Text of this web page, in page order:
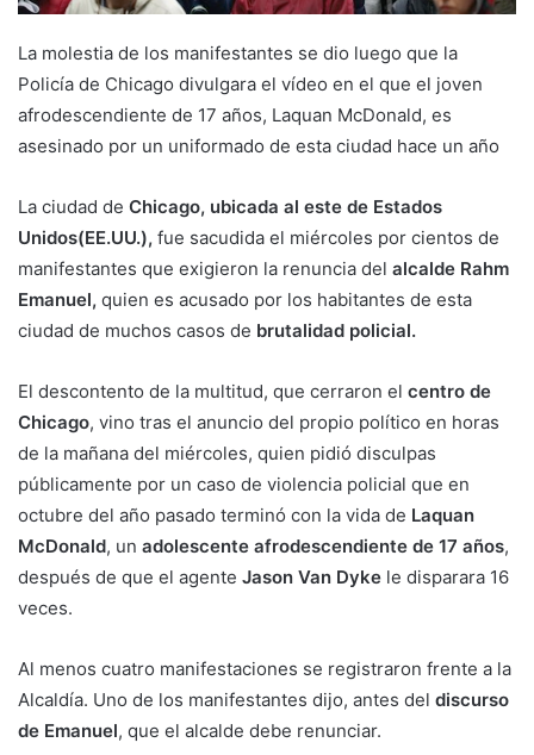
La molestia de los manifestantes se dio luego que la
Policía de Chicago divulgara el vídeo en el que el joven
afrodescendiente de 17 años, Laquan McDonald, es
asesinado por un uniformado de esta ciudad hace un año
La ciudad de Chicago, ubicada al este de Estados
Unidos(EE.UU.), fue sacudida el miércoles por cientos de
manifestantes que exigieron la renuncia del alcalde Rahm
Emanuel, quien es acusado por los habitantes de esta
ciudad de muchos casos de brutalidad policial.
El descontento de la multitud, que cerraron el centro de
Chicago, vino tras el anuncio del propio político en horas
de la mañana del miércoles, quien pidió disculpas
públicamente por un caso de violencia policial que en
octubre del año pasado terminó con la vida de Laquan
McDonald, un adolescente afrodescendiente de 17 años,
después de que el agente Jason Van Dyke le disparara 16
veces.
Al menos cuatro manifestaciones se registraron frente a la
Alcaldía. Uno de los manifestantes dijo, antes del discurso
de Emanuel, que el alcalde debe renunciar.